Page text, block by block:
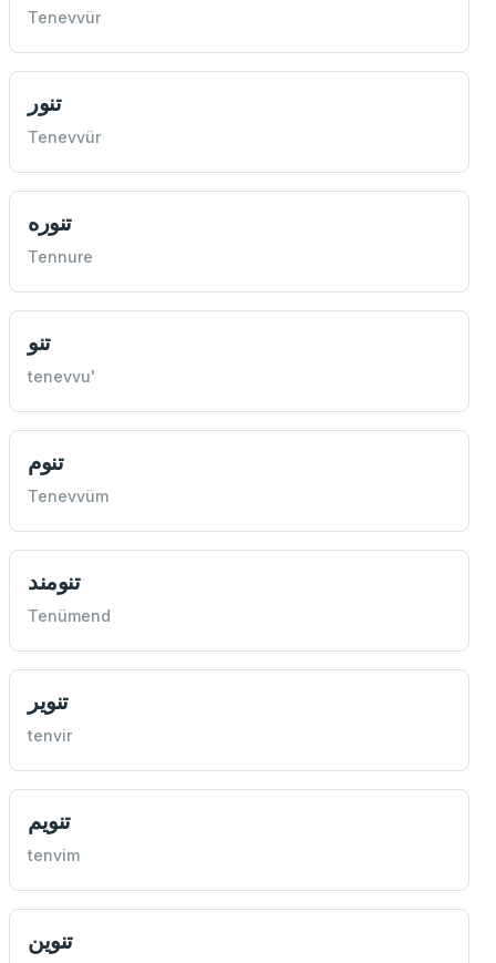
Tenevvür
تنور
Tenevvür
تنوره
Tennure
تنو
tenevvu'
تنوم
Tenevvüm
تنومند
Tenümend
تنویر
tenvir
تنویم
tenvim
تنوين